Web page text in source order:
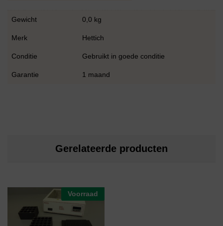
Gewicht 0,0 kg
Merk Hettich
Conditie Gebruikt in goede conditie
Garantie 1 maand
Gerelateerde producten
Voorraad